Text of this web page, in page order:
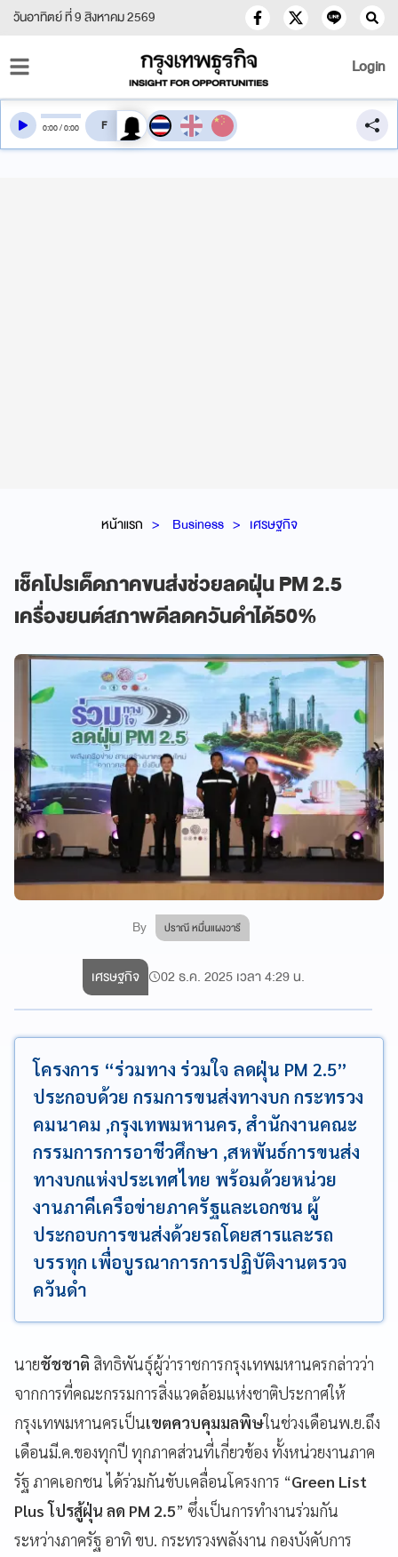
วันอาทิตย์ ที่ 9 สิงหาคม 2569
Login
หน้าแรก Business เศรษฐกิจ
เช็คโปรเด็ดภาคขนส่งช่วยลดฝุ่น PM 2.5
เครื่องยนต์สภาพดีลดควันดำได้50%
By ปราณี หมื่นแผงวารี
0:00/0:00 สลับเสียงอ่าน
เศรษฐกิจ 02 ธ.ค. 2025 เวลา 4:29 น.
โครงการ “ร่วมทาง ร่วมใจ ลดฝุ่น PM 2.5”
ประกอบด้วย กรมการขนส่งทางบก กระทรวง
คมนาคม ,กรุงเทพมหานคร, สำนักงานคณะ
กรรมการการอาชีวศึกษา ,สหพันธ์การขนส่ง
ทางบกแห่งประเทศไทย พร้อมด้วยหน่วย
งานภาคีเครือข่ายภาครัฐและเอกชน ผู้
ประกอบการขนส่งด้วยรถโดยสารและรถ
บรรทุก เพื่อบูรณาการการปฏิบัติงานตรวจ
ควันดำ
นายชัชชาติ สิทธิพันธุ์ผู้ว่าราชการกรุงเทพมหานครกล่าวว่า
จากการที่คณะกรรมการสิ่งแวดล้อมแห่งชาติประกาศให้
กรุงเทพมหานครเป็นเขตควบคุมมลพิษในช่วงเดือนพ.ย.ถึง
เดือนมี.ค.ของทุกปี ทุกภาคส่วนที่เกี่ยวข้อง ทั้งหน่วยงานภาค
รัฐ ภาคเอกชน ได้ร่วมกันขับเคลื่อนโครงการ “Green List
Plus โปรสู้ฝุ่น ลด PM 2.5” ซึ่งเป็นการทำงานร่วมกัน
ระหว่างภาครัฐ อาทิ ขบ. กระทรวงพลังงาน กองบังคับการ